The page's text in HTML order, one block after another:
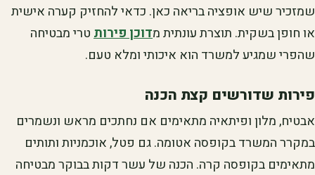
שמזכיר שיש אופציה בריאה כאן. כדאי להחזיק קערה אישית
או חופן בשקית. תוצרת עונתית מדוכן פירותטרי מבטיחה
שהפרי שמגיע למשרד הוא איכותי ומלא טעם.
פירות שדורשים קצת הכנה
אבטיח, מלון ופיתאיה מתאימים אם נחתכים מראש ונשמרים
במקרר המשרד בקופסה אטומה. גם פטל, אוכמניות ותותים
מתאימים בקופסה קרה. הכנה של עשר דקות בבוקר מבטיחה